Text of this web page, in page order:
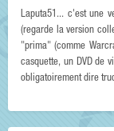
Laputa51... c'est une
(regarde la version
"prima" (comme
casquette, un DVD de
obligatoirement dire